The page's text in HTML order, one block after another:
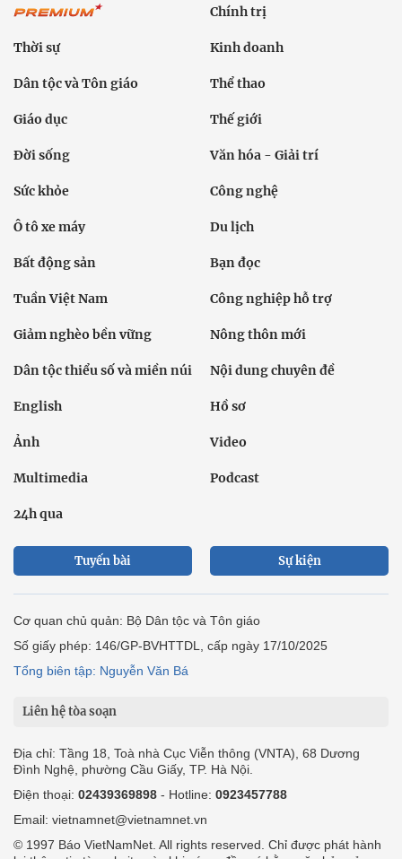
Chính trị
Thời sự Kinh doanh
Dân tộc và Tôn giáo Thể thao
Giáo dục Thế giới
Đời sống Văn hóa - Giải trí
Sức khỏe Công nghệ
Ô tô xe máy Du lịch
Bất động sản Bạn đọc
Tuần Việt Nam Công nghiệp hỗ trợ
Giảm nghèo bền vững Nông thôn mới
Dân tộc thiểu số và miền núi Nội dung chuyên đề
English Hồ sơ
Ảnh Video
Multimedia Podcast
24h qua
Tuyến bài Sự kiện
Cơ quan chủ quản: Bộ Dân tộc và Tôn giáo
Số giấy phép: 146/GP-BVHTTDL, cấp ngày 17/10/2025
Tổng biên tập: Nguyễn Văn Bá
Liên hệ tòa soạn
Địa chỉ: Tầng 18, Toà nhà Cục Viễn thông (VNTA), 68 Dương
Đình Nghệ, phường Cầu Giấy, TP. Hà Nội.
Điện thoại: 02439369898 - Hotline: 0923457788
Email: vietnamnet@vietnamnet.vn
© 1997 Báo VietNamNet. All rights reserved. Chỉ được phát hành